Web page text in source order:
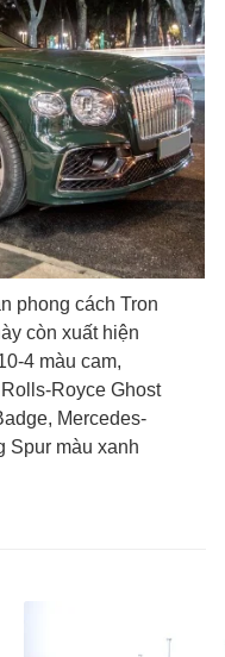
phong cách Tron
còn xuất hiện
4 màu cam,
Royce Ghost
Mercedes-
Spur màu xanh